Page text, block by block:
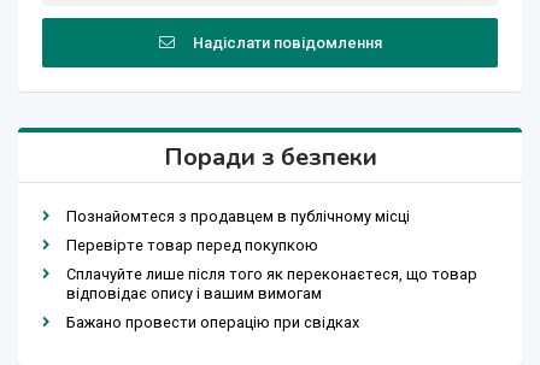
Надіслати повідомлення
Поради з безпеки
Познайомтеся з продавцем в публічному місці
Перевірте товар перед покупкою
Сплачуйте лише після того як переконаєтеся, що товар
відповідає опису і вашим вимогам
Бажано провести операцію при свідках